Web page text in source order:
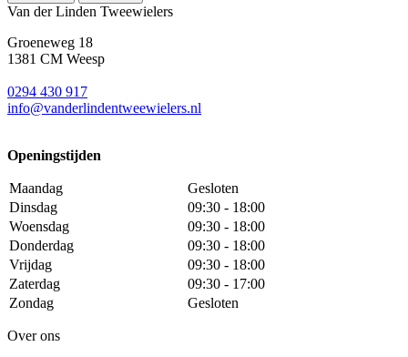
Van der Linden Tweewielers
Groeneweg 18
1381 CM Weesp
0294 430 917
info@vanderlindentweewielers.nl
Openingstijden
Maandag
Gesloten
Dinsdag
09:30 - 18:00
Woensdag
09:30 - 18:00
Donderdag
09:30 - 18:00
Vrijdag
09:30 - 18:00
Zaterdag
09:30 - 17:00
Zondag
Gesloten
Over ons